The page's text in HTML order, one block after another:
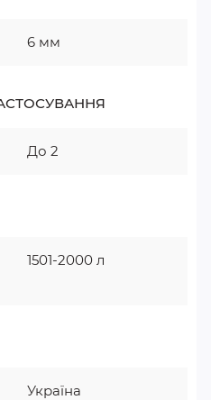
6 мм
До 2
1501-2000 л
Україна